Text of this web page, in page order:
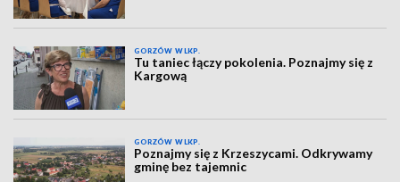
GORZÓW WLKP.
Tu taniec łączy pokolenia. Poznajmy się z
Kargową
GORZÓW WLKP.
Poznajmy się z Krzeszycami. Odkrywamy
gminę bez tajemnic